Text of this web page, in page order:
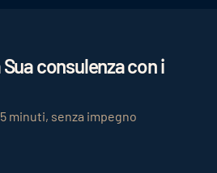
consulenza con i
minuti, senza impegno